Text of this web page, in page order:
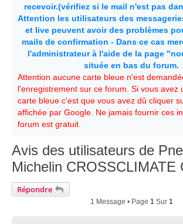
recevoir.(vérifiez si le mail n'est pas
Attention les utilisateurs des
et live peuvent avoir des problèmes
mails de confirmation - Dans ce cas
l'administrateur à l'aide de la page
située en bas du forum.
Attention aucune carte bleue n'est
l'enregistrement sur ce forum. Si vous avez
carte bleue c'est que vous avez dû cliquer
affichée par Google. Ne jamais fournir ces
forum est gratuit.
Avis des utilisateurs de
Michelin CROSSCLIMATE
Répondre
1 Message • Page 1Sur 1